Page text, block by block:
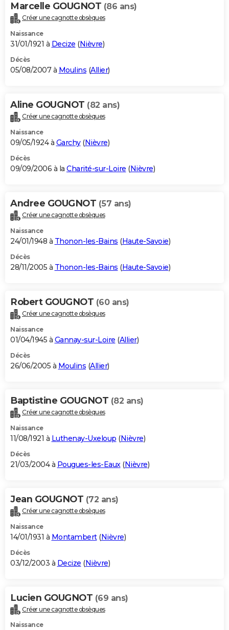
Marcelle GOUGNOT (86 ans)
Créer une cagnotte obsèques
Naissance
31/01/1921 à Decize (Nièvre)
Décès
05/08/2007 à Moulins (Allier)
Aline GOUGNOT (82 ans)
Créer une cagnotte obsèques
Naissance
09/05/1924 à Garchy(Nièvre)
Décès
09/09/2006 à la Charité-sur-Loire (Nièvre)
Andree GOUGNOT (57 ans)
Créer une cagnotte obsèques
Naissance
24/01/1948 à Thonon-les-Bains (Haute-Savoie)
Décès
28/11/2005 à Thonon-les-Bains (Haute-Savoie)
Robert GOUGNOT (60 ans)
Créer une cagnotte obsèques
Naissance
01/04/1945 à Gannay-sur-Loire (Allier)
Décès
26/06/2005 à Moulins (Allier)
Baptistine GOUGNOT (82 ans)
Créer une cagnotte obsèques
Naissance
11/08/1921 à Luthenay-Uxeloup (Nièvre)
Décès
21/03/2004 à Pougues-les-Eaux(Nièvre)
Jean GOUGNOT (72 ans)
Créer une cagnotte obsèques
Naissance
14/01/1931 à Montambert(Nièvre)
Décès
03/12/2003 à Decize (Nièvre)
Lucien GOUGNOT (69 ans)
Créer une cagnotte obsèques
Naissance